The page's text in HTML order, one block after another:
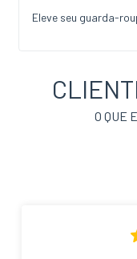
Eleve seu guarda-
O QUE